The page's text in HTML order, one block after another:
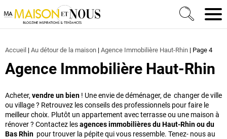
Ma Maison et Nous Construction, rénovation &
Accueil | Au détour de la maison | Agence Immobilière Haut-Rhin | Page 4
Agence Immobilière Haut-Rhin
Acheter, vendre un bien ! Une envie de déménager, de changer de ville
ou village ? Retrouvez les conseils des professionnels pour faire le
meilleur choix. Plutôt un appartement avec terrasse ou une maison à
rénover ? Contactez lesagences immobilières du Haut-Rhin ou du
Bas Rhin pour trouver la pépite qui vous ressemble. Tenez- nous au